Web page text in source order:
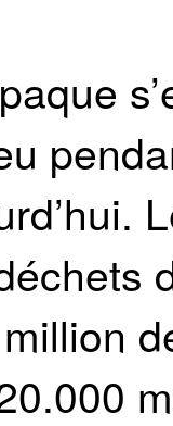
million